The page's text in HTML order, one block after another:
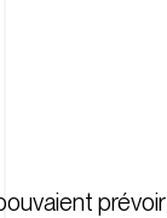
prévoir